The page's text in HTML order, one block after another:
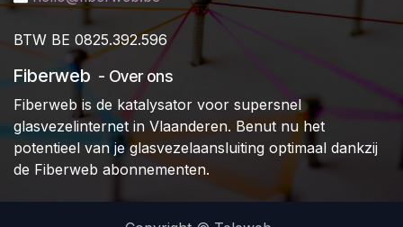
BTW BE 0825.392.596
Fiberweb - Over ons
Fiberweb is de katalysator voor supersnel
glasvezelinternet in Vlaanderen. Benut nu het
potentieel van je glasvezelaansluiting optimaal dankzij
de Fiberweb abonnementen.